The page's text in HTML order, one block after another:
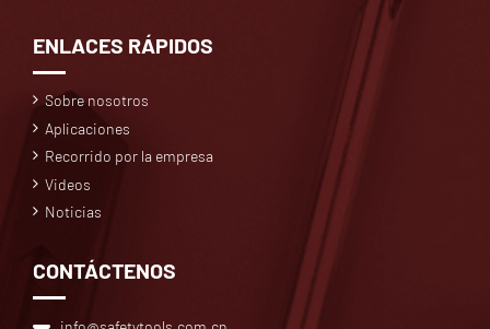
ENLACES RÁPIDOS
Sobre nosotros
Aplicaciones
Recorrido por la empresa
Videos
Noticias
CONTÁCTENOS